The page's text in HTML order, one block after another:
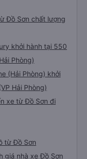
Đồ Sơn chất lượng
khởi hành tại 550
Phòng)
(Hải Phòng) khởi
Hải Phòng)
xe từ Đồ Sơn đi
từ Đồ Sơn
giá nhà xe Đồ Sơn